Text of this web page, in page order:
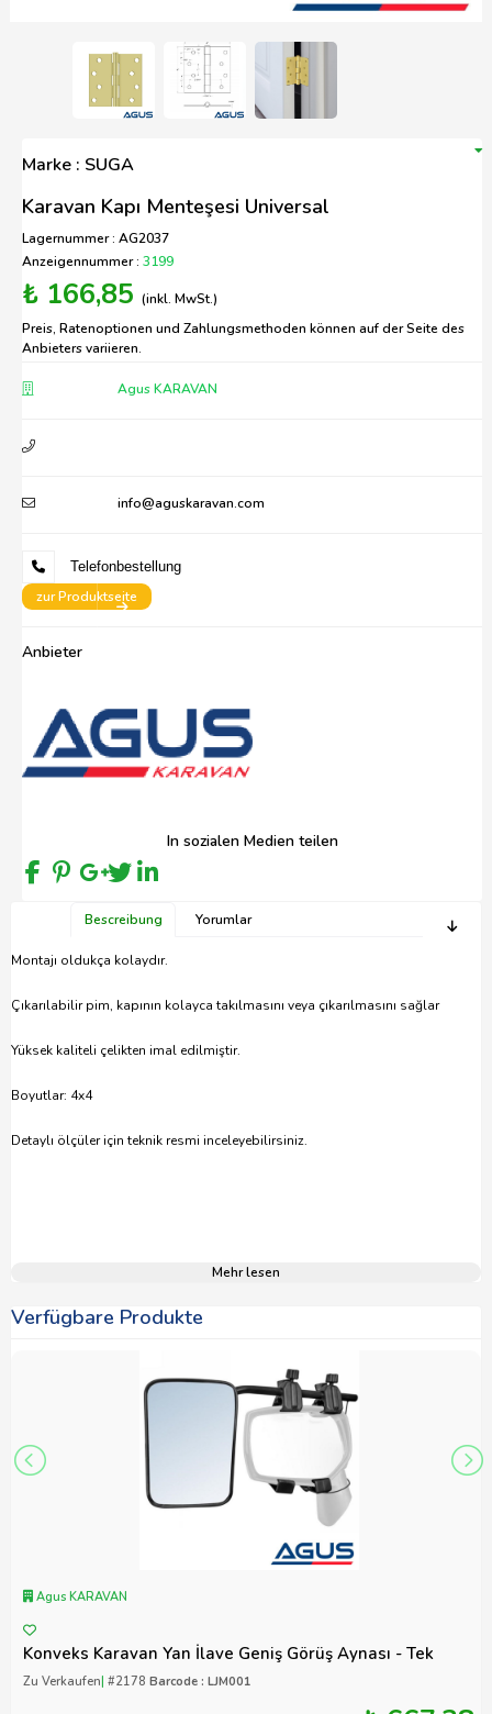
Marke : SUGA
Karavan Kapı Menteşesi Universal
Lagernummer : AG2037
Anzeigennummer : 3199
₺ 166,85 (inkl. MwSt.)
Preis, Ratenoptionen und Zahlungsmethoden können auf der Seite des
Anbieters variieren.
Agus KARAVAN
info@aguskaravan.com
Telefonbestellung
zur Produktseite
Anbieter
In sozialen Medien teilen
Bescreibung Yorumlar
Montajı oldukça kolaydır.
Çıkarılabilir pim, kapının kolayca takılmasını veya çıkarılmasını sağlar
Yüksek kaliteli çelikten imal edilmiştir.
Boyutlar: 4x4
Detaylı ölçüler için teknik resmi inceleyebilirsiniz.
Mehr lesen
Verfügbare Produkte
Agus KARAVAN
Konveks Karavan Yan İlave Geniş Görüş Aynası - Tek
Zu Verkaufen| #2178 Barcode : LJM001